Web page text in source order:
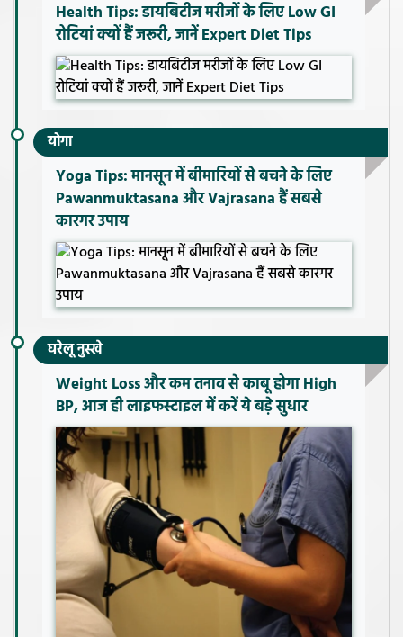
Health Tips: डायबिटीज मरीजों के लिए Low GI
रोटियां क्यों हैं जरूरी, जानें Expert Diet Tips
योगा
Yoga Tips: मानसून में बीमारियों से बचने के लिए
Pawanmuktasana और Vajrasana हैं सबसे
कारगर उपाय
घरेलू नुस्खे
Weight Loss और कम तनाव से काबू होगा High
BP, आज ही लाइफस्टाइल में करें ये बड़े सुधार